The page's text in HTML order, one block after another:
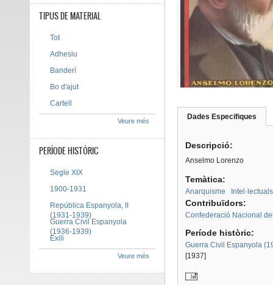
Dades Especifiques
Descripció:
Anselmo Lorenzo
Temàtica:
Anarquisme Intel·lectuals
Contribuïdors:
Confederació Nacional
Període històric:
Guerra Civil Espanyola
[1937]
TIPUS DE MATERIAL
Tot
Adhesiu
Banderí
Bo d'ajut
Cartell
Veure més
PERÍODE HISTÒRIC
Segle XIX
1900-1931
República Espanyola, II
(1931-1939)
Guerra Civil Espanyola
(1936-1939)
Exili
Veure més